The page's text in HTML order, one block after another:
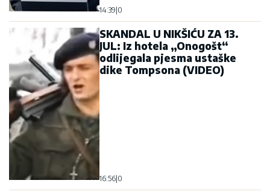
14:39 0
SKANDAL U NIKŠIĆU ZA 13.
JUL: Iz hotela „Onogošt“
odlijegala pjesma ustaške
dike Tompsona (VIDEO)
16:56 0